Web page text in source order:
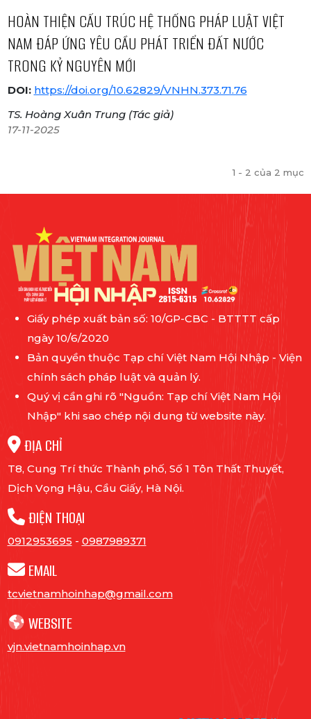
HOÀN THIỆN CẤU TRÚC HỆ THỐNG PHÁP LUẬT VIỆT
NAM ĐÁP ỨNG YÊU CẦU PHÁT TRIỂN ĐẤT NƯỚC
TRONG KỶ NGUYÊN MỚI
DOI: https://doi.org/10.62829/VNHN.373.71.76
TS. Hoàng Xuân Trung (Tác giả)
17-11-2025
1 - 2 của 2 mục
Giấy phép xuất bản số: 10/GP-CBC - BTTTT cấp
ngày 10/6/2020
Bản quyền thuộc Tạp chí Việt Nam Hội Nhập - Viện
chính sách pháp luật và quản lý.
Quý vị cần ghi rõ "Nguồn: Tạp chí Việt Nam Hội
Nhập" khi sao chép nội dung từ website này.
ĐỊA CHỈ
T8, Cung Trí thức Thành phố, Số 1 Tôn Thất Thuyết,
Dịch Vọng Hậu, Cầu Giấy, Hà Nội.
ĐIỆN THOẠI
0912953695 - 0987989371
EMAIL
tcvietnamhoinhap@gmail.com
WEBSITE
vjn.vietnamhoinhap.vn